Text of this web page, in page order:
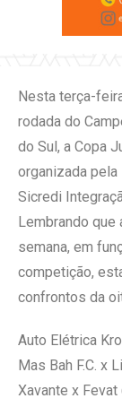
Nesta terça-
rodada do
do Sul, a Copa
organizada
Sicredi
Lembrando que
semana, em
competição,
confrontos da
Auto Elétrica
Mas Bah F.C. x
Xavante x